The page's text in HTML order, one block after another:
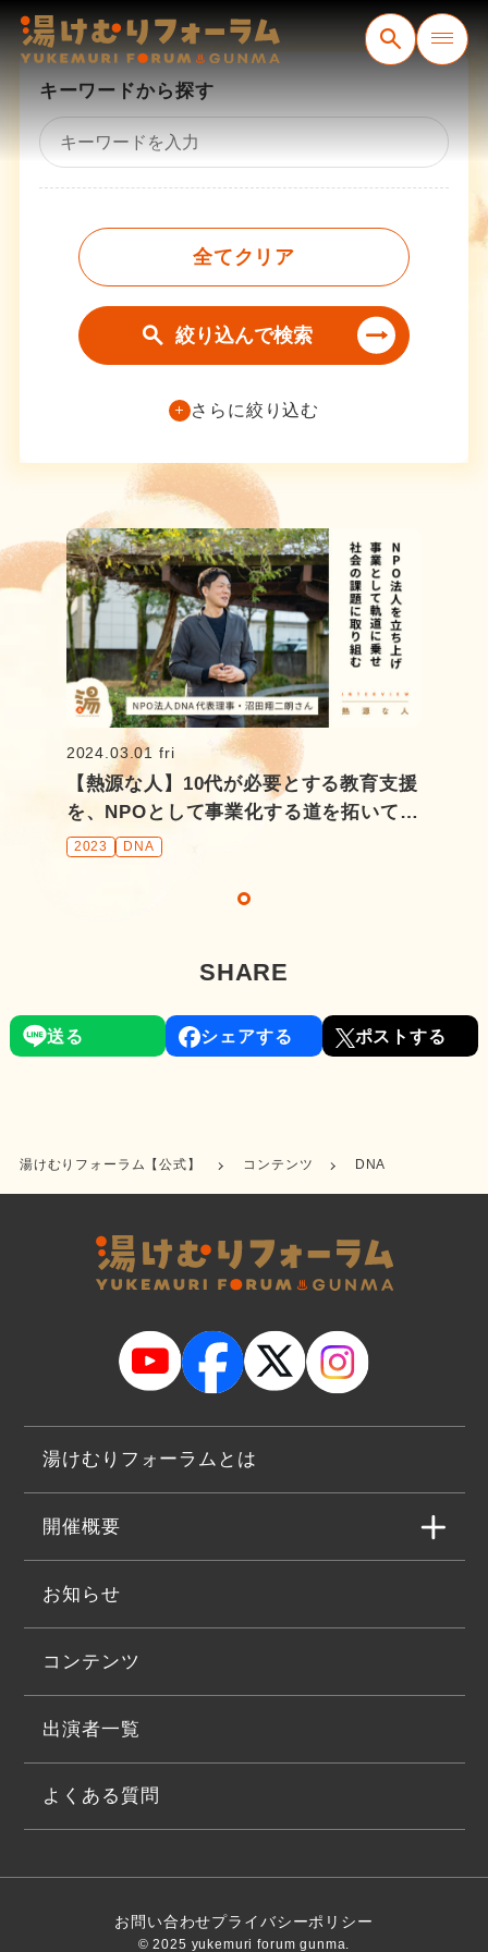
コンテンツ
キーワードから探す
全てクリア
絞り込んで検索
さらに絞り込む
2024.03.01 fri
【熱源な人】10代が必要とする教育支援
を、NPOとして事業化する道を拓いてき
た NPO法人DNA代表理事 ・沼田翔二
2023 DNA
SHARE
送る シェアする ポストする
湯けむりフォーラム【公式】 コンテンツ DNA
湯けむりフォーラムとは
開催概要
お知らせ
コンテンツ
出演者一覧
よくある質問
© 2025 yukemuri forum gunma.
お問い合わせプライバシーポリシー